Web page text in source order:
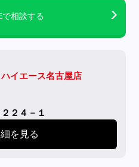
で相談する
イエース名古屋店
２４－１
を見る